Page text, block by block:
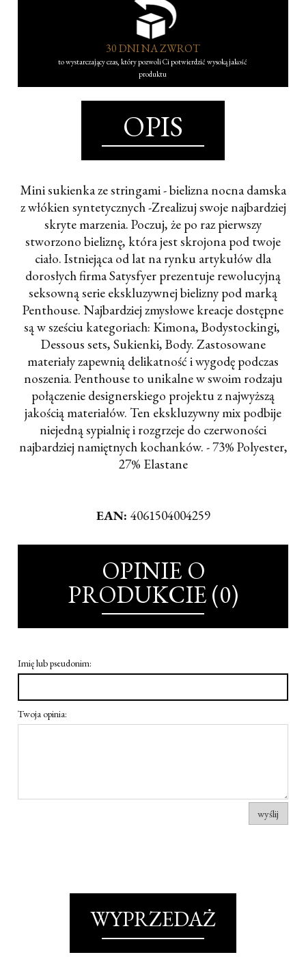
30 DNI NA ZWROT
to wystarczający czas, który pozwoli Ci potwierdzić wysoką jakość
produktu
OPIS
Mini sukienka ze stringami - bielizna nocna damska
z włókien syntetycznych -Zrealizuj swoje najbardziej
skryte marzenia. Poczuj, że po raz pierwszy
stworzono bieliznę, która jest skrojona pod twoje
ciało. Istniejąca od lat na rynku artykułów dla
dorosłych firma Satysfyer prezentuje rewolucyjną
seksowną serie ekskluzywnej bielizny pod marką
Penthouse. Najbardziej zmysłowe kreacje dostępne
są w sześciu kategoriach: Kimona, Bodystockingi,
Dessous sets, Sukienki, Body. Zastosowane
materiały zapewnią delikatność i wygodę podczas
noszenia. Penthouse to unikalne w swoim rodzaju
połączenie designerskiego projektu z najwyższą
jakością materiałów. Ten ekskluzywny mix podbije
niejedną sypialnię i rozgrzeje do czerwoności
najbardziej namiętnych kochanków. - 73% Polyester,
27% Elastane
EAN: 4061504004259
OPINIE O
PRODUKCIE (0)
Imię lub pseudonim:
Twoja opinia:
wyślij
WYPRZEDAŻ